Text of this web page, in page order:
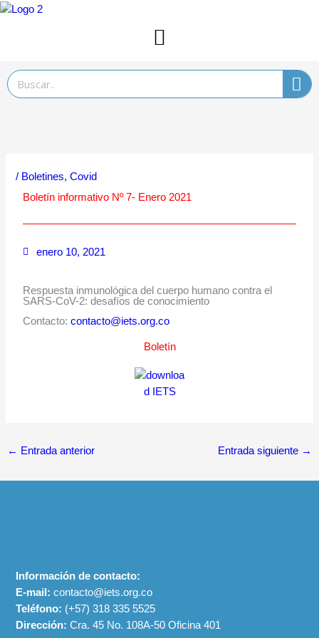
Ir
Search
/ Boletines,Covid
Boletín informativo Nº 7- Enero 2021
enero 10, 2021
Respuesta inmunológica del cuerpo humano contra el
SARS-CoV-2: desafíos de conocimiento
Contacto:contacto@iets.org.co
Boletín
← Entrada anterior Entrada siguiente →
Información de contacto:
E-mail: contacto@iets.org.co
Teléfono: (+57)318 335 5525
Dirección: Cra. 45 No. 108A-50 Oficina 401